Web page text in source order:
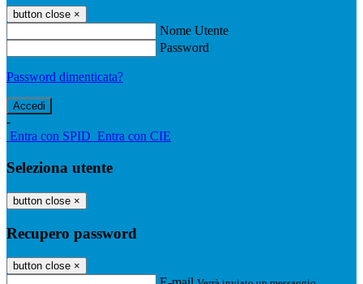
button close ×
Nome Utente
Password
Password dimenticata?
-
Entra con SPID Entra con CIE
Seleziona utente
button close ×
Recupero password
button close ×